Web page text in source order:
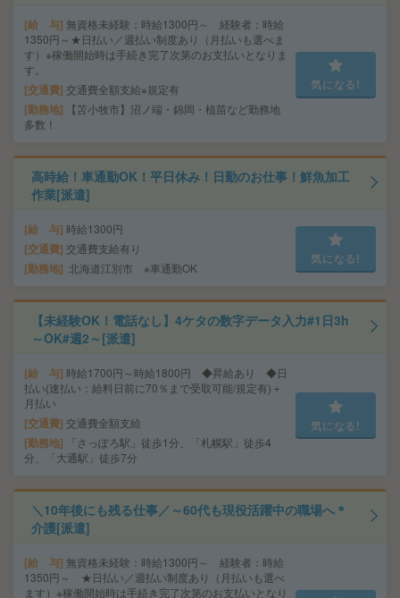
給 与 無資格未経験：時給1300円～ 経験者：時給
1350円～★日払い／週払い制度あり（月払いも選べま
す）※稼働開始時は手続き完了次第のお支払いとなりま
す。
交通費 交通費全額支給※規定有
勤務地
【苫小牧市】沼ノ端・錦岡・植苗など勤務地
多数！
気になる!
高時給！車通勤OK！平日休み！日勤のお仕事！鮮魚加工
作業[派遣]
給 与 時給1300円
交通費 交通費支給有り
勤務地 北海道江別市 ※車通勤OK
気になる!
【未経験OK！電話なし】4ケタの数字データ入力#1日3h
～OK#週2～[派遣]
給 与 時給1700円～時給1800円 ◆昇給あり ◆日
払い(速払い：給料日前に70％まで受取可能/規定有)＋
月払い
交通費 交通費全額支給
勤務地
「さっぽろ駅」徒歩1分、「札幌駅」徒歩4
分、「大通駅」徒歩7分
気になる!
＼10年後にも残る仕事／～60代も現役活躍中の職場へ＊
介護[派遣]
給 与 無資格未経験：時給1300円～ 経験者：時給
1350円～ ★日払い／週払い制度あり（月払いも選べ
ます）※稼働開始時は手続き完了次第のお支払いとなり